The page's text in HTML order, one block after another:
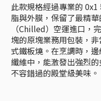
此款規格經過專業的
脂與外膜，保留了最精
（Chilled）空運進口，
塊的原塊業務用包裝，
式鐵板燒。在烹調時，
纖維中，能激發出強烈
不容錯過的殿堂級美味。